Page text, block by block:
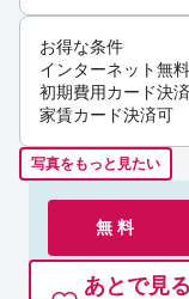
お得な条件
インターネット無料
初期費用カード決
家賃カード決済可
写真をもっと見たい
無 料
あとで見る